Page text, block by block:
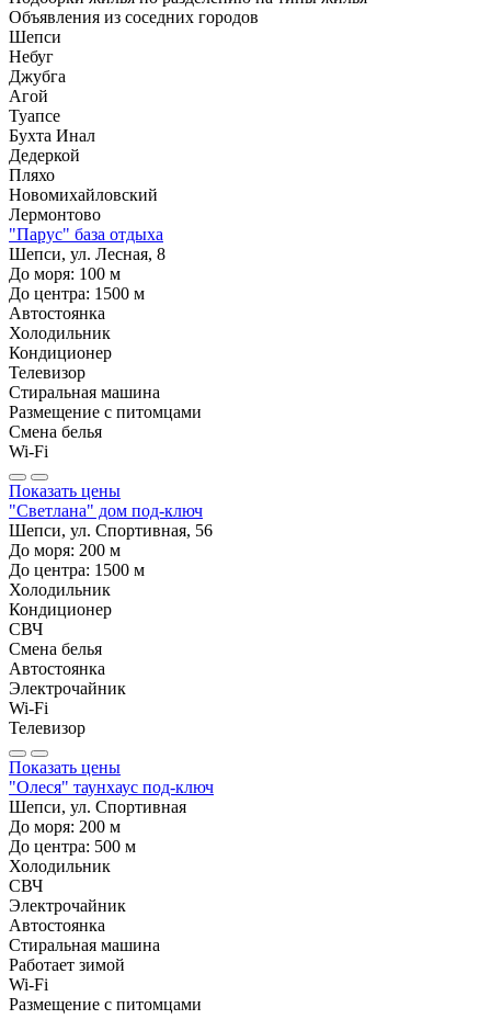
Объявления из соседних городов
Шепси
Небуг
Джубга
Агой
Туапсе
Бухта Инал
Дедеркой
Пляхо
Новомихайловский
Лермонтово
"Парус" база отдыха
Шепси, ул. Лесная, 8
До моря: 100 м
До центра: 1500 м
Автостоянка
Холодильник
Кондиционер
Телевизор
Стиральная машина
Размещение с питомцами
Смена белья
Wi-Fi
Показать цены
"Светлана" дом под-ключ
Шепси, ул. Спортивная, 56
До моря: 200 м
До центра: 1500 м
Холодильник
Кондиционер
СВЧ
Смена белья
Автостоянка
Электрочайник
Wi-Fi
Телевизор
Показать цены
"Олеся" таунхаус под-ключ
Шепси, ул. Спортивная
До моря: 200 м
До центра: 500 м
Холодильник
СВЧ
Электрочайник
Автостоянка
Стиральная машина
Работает зимой
Wi-Fi
Размещение с питомцами